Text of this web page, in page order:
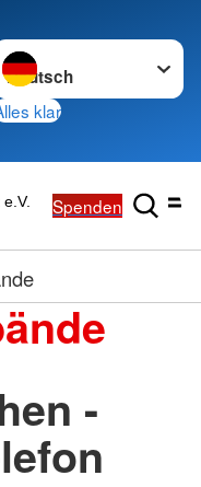
wechseln zu
klar
Spenden
-